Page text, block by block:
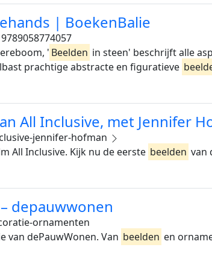
| BoekenBalie
9789058774057
' Beelden in steen' beschrijft alle
prachtige abstracte en figuratieve
All Inclusive, met Jennifer
jennifer-hofman
All Inclusive. Kijk nu de eerste beelden van
depauwwonen
ornamenten
van dePauwWonen. Van beelden en